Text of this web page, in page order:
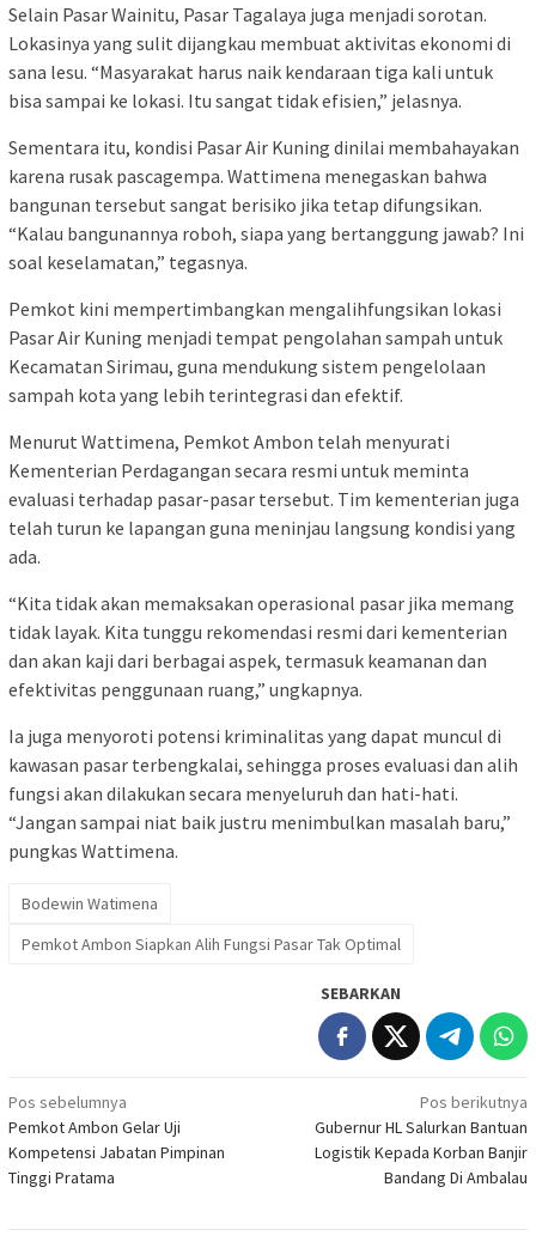
Selain Pasar Wainitu, Pasar Tagalaya juga menjadi sorotan.
Lokasinya yang sulit dijangkau membuat aktivitas ekonomi di
sana lesu. “Masyarakat harus naik kendaraan tiga kali untuk
bisa sampai ke lokasi. Itu sangat tidak efisien,” jelasnya.
Sementara itu, kondisi Pasar Air Kuning dinilai membahayakan
karena rusak pascagempa. Wattimena menegaskan bahwa
bangunan tersebut sangat berisiko jika tetap difungsikan.
“Kalau bangunannya roboh, siapa yang bertanggung jawab? Ini
soal keselamatan,” tegasnya.
Pemkot kini mempertimbangkan mengalihfungsikan lokasi
Pasar Air Kuning menjadi tempat pengolahan sampah untuk
Kecamatan Sirimau, guna mendukung sistem pengelolaan
sampah kota yang lebih terintegrasi dan efektif.
Menurut Wattimena, Pemkot Ambon telah menyurati
Kementerian Perdagangan secara resmi untuk meminta
evaluasi terhadap pasar-pasar tersebut. Tim kementerian juga
telah turun ke lapangan guna meninjau langsung kondisi yang
ada.
“Kita tidak akan memaksakan operasional pasar jika memang
tidak layak. Kita tunggu rekomendasi resmi dari kementerian
dan akan kaji dari berbagai aspek, termasuk keamanan dan
efektivitas penggunaan ruang,” ungkapnya.
Ia juga menyoroti potensi kriminalitas yang dapat muncul di
kawasan pasar terbengkalai, sehingga proses evaluasi dan alih
fungsi akan dilakukan secara menyeluruh dan hati-hati.
“Jangan sampai niat baik justru menimbulkan masalah baru,”
pungkas Wattimena.
Bodewin Watimena
Pemkot Ambon Siapkan Alih Fungsi Pasar Tak Optimal
SEBARKAN
Navigasi
pos
Pos sebelumnya
Pemkot Ambon Gelar Uji
Kompetensi Jabatan Pimpinan
Tinggi Pratama
Pos berikutnya
Gubernur HL Salurkan Bantuan
Logistik Kepada Korban Banjir
Bandang Di Ambalau